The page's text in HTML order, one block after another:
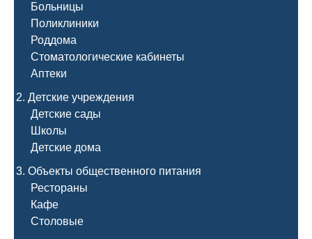
Больницы
Поликлиники
Роддома
Стоматологические кабинеты
Аптеки
Детские учреждения
Детские сады
Школы
Детские дома
Объекты общественного питания
Рестораны
Кафе
Столовые